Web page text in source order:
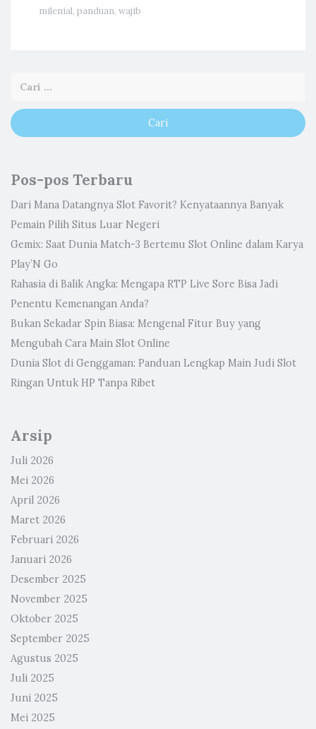
milenial, panduan, wajib
Pos-pos Terbaru
Dari Mana Datangnya Slot Favorit? Kenyataannya Banyak
Pemain Pilih Situs Luar Negeri
Gemix: Saat Dunia Match-3 Bertemu Slot Online dalam Karya
Play’N Go
Rahasia di Balik Angka: Mengapa RTP Live Sore Bisa Jadi
Penentu Kemenangan Anda?
Bukan Sekadar Spin Biasa: Mengenal Fitur Buy yang
Mengubah Cara Main Slot Online
Dunia Slot di Genggaman: Panduan Lengkap Main Judi Slot
Ringan Untuk HP Tanpa Ribet
Arsip
Juli 2026
Mei 2026
April 2026
Maret 2026
Februari 2026
Januari 2026
Desember 2025
November 2025
Oktober 2025
September 2025
Agustus 2025
Juli 2025
Juni 2025
Mei 2025